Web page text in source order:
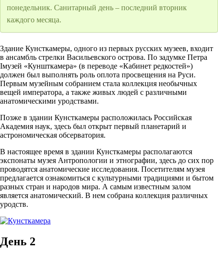
понедельник. Санитарный день – последний вторник
каждого месяца.
Здание Кунсткамеры, одного из первых русских музеев, входит
в ансамбль стрелки Васильевского острова. По задумке Петра
Iмузей «Куншткамера» (в переводе «Кабинет редкостей»)
должен был выполнять роль оплота просвещения на Руси.
Первым музейным собранием стала коллекция необычных
вещей императора, а также живых людей с различными
анатомическими уродствами.
Позже в здании Кунсткамеры расположилась Российская
Академия наук, здесь был открыт первый планетарий и
астрономическая обсерватория.
В настоящее время в здании Кунсткамеры располагаются
экспонаты музея Антропологии и этнографии, здесь до сих пор
проводятся анатомические исследования. Посетителям музея
предлагается ознакомиться с культурными традициями и бытом
разных стран и народов мира. А самым известным залом
является анатомический. В нем собрана коллекция различных
уродств.
День 2